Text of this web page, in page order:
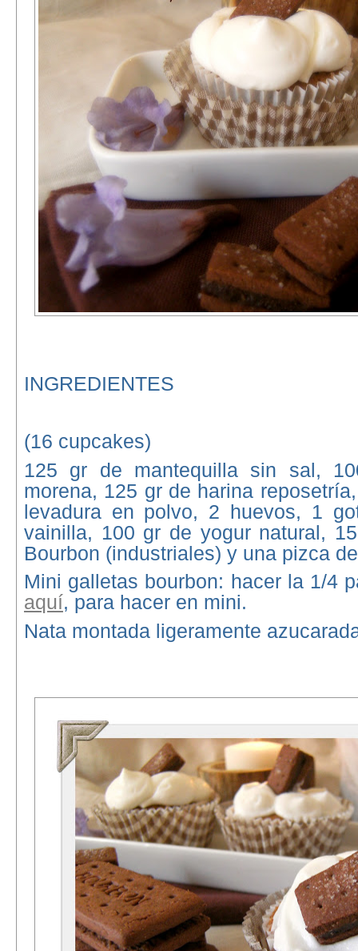
INGREDIENTES
(16 cupcakes)
125 gr de mantequilla sin sal,
morena, 125 gr de harina
levadura en polvo, 2 huevos, 1
vainilla, 100 gr de yogur natural,
Bourbon (industriales) y una pizca
Mini galletas bourbon: hacer la 1/4
aquí, para hacer en mini.
Nata montada ligeramente